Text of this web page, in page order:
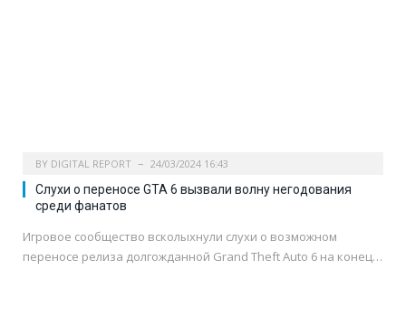
BY DIGITAL REPORT 24/03/2024 16:43
Слухи о переносе GTA 6 вызвали волну негодования
среди фанатов
Игровое сообщество всколыхнули слухи о возможном
переносе релиза долгожданной Grand Theft Auto 6 на конец…